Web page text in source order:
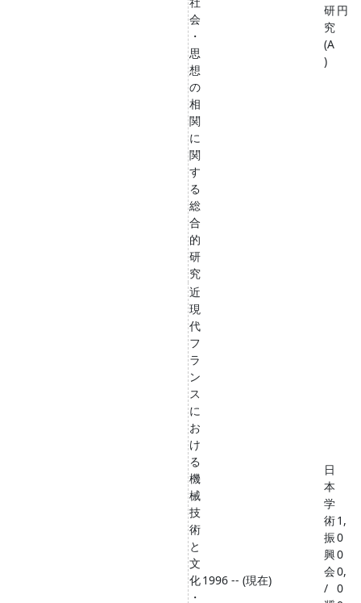
会
・
思
想
の
相
関
に
関
す
る
総
合
的
研
究
研
究
(A
)
円
近
現
代
フ
ラ
ン
ス
に
お
け
る
機
械
技
術
と
文
化
・
1996 -- (現在)
日
本
学
術
振
興
会
/
1,
0
0
0,
0